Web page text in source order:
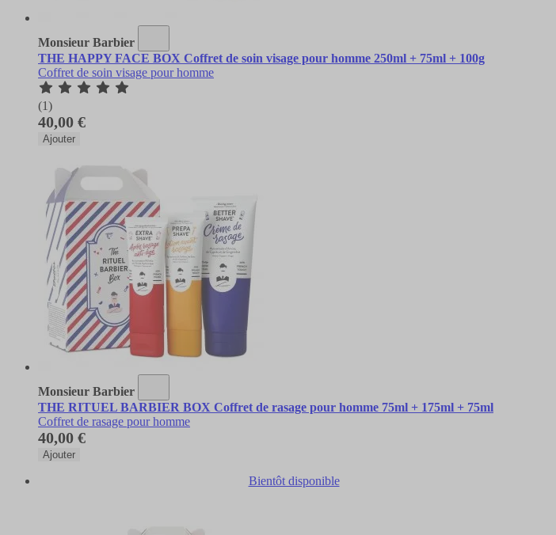
Monsieur Barbier
THE HAPPY FACE BOX Coffret de soin visage pour homme 250ml + 75ml + 100g
Coffret de soin visage pour homme
(1)
40,00 €
Ajouter
Monsieur Barbier
THE RITUEL BARBIER BOX Coffret de rasage pour homme 75ml + 175ml + 75ml
Coffret de rasage pour homme
40,00 €
Ajouter
Bientôt disponible